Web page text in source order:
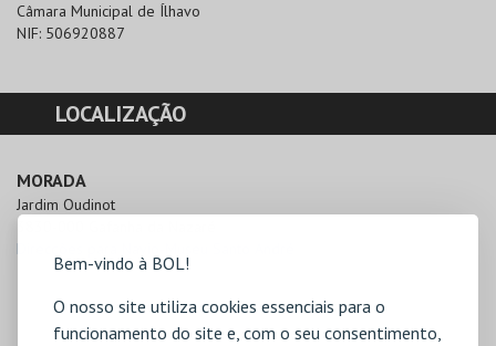
Bem-vindo à BOL!
O nosso site utiliza cookies essenciais para o
funcionamento do site e, com o seu consentimento,
Câmara Municipal de Ílhavo
NIF: 506920887
LOCALIZAÇÃO
MORADA
Jardim Oudinot
Direcções para Navio-Museu Santo André